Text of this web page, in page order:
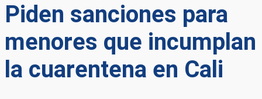
Piden sanciones para
menores que incumplan
la cuarentena en Cali